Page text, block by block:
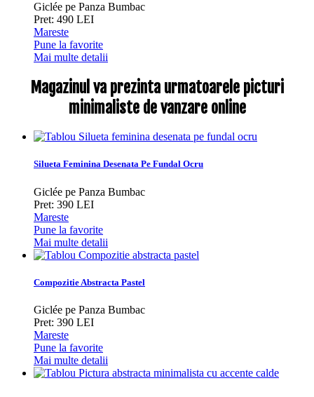
Giclée pe Panza Bumbac
Pret: 490 LEI
Mareste
Pune la favorite
Mai multe detalii
Magazinul va prezinta urmatoarele picturi
minimaliste de vanzare online
Silueta Feminina Desenata Pe Fundal Ocru
Giclée pe Panza Bumbac
Pret: 390 LEI
Mareste
Pune la favorite
Mai multe detalii
Compozitie Abstracta Pastel
Giclée pe Panza Bumbac
Pret: 390 LEI
Mareste
Pune la favorite
Mai multe detalii